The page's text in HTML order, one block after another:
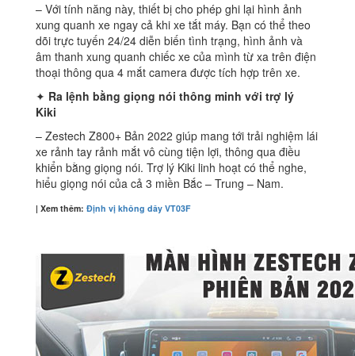
– Với tính năng này, thiết bị cho phép ghi lại hình ảnh
xung quanh xe ngay cả khi xe tắt máy. Bạn có thể theo
dõi trực tuyến 24/24 diễn biến tình trạng, hình ảnh và
âm thanh xung quanh chiếc xe của mình từ xa trên điện
thoại thông qua 4 mắt camera được tích hợp trên xe.
✦ Ra lệnh bằng giọng nói thông minh với trợ lý
Kiki
– Zestech Z800+ Bản 2022 giúp mang tới trải nghiệm lái
xe rảnh tay rảnh mắt vô cùng tiện lợi, thông qua điều
khiển bằng giọng nói. Trợ lý Kiki linh hoạt có thể nghe,
hiểu giọng nói của cả 3 miền Bắc – Trung – Nam.
| Xem thêm: Định vị không dây VT03F